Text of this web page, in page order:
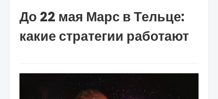
До 22 мая Марс в Тельце:
какие стратегии работают